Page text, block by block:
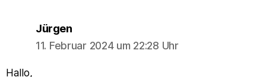
Jürgensays:
11. Februar 2024 um 22:28 Uhr
Hallo,